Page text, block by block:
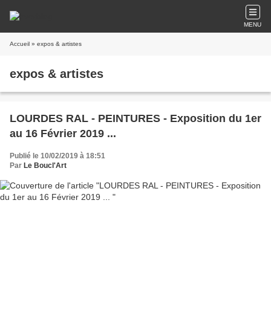
MENU
Accueil » expos & artistes
expos & artistes
LOURDES RAL - PEINTURES - Exposition du 1er
au 16 Février 2019 ...
Publié le 10/02/2019 à 18:51
Par Le Boucl'Art